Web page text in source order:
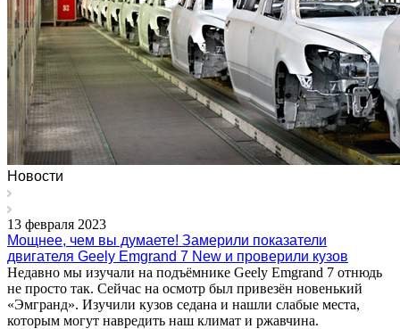
Новости
13 февраля 2023
Мощнее, чем вы думаете! Замерили показатели
двигателя Geely Emgrand 7 New и проверили кузов
Недавно мы изучали на подъёмнике Geely Emgrand 7 отнюдь
не просто так. Сейчас на осмотр был привезён новенький
«Эмгранд». Изучили кузов седана и нашли слабые места,
которым могут навредить наш климат и ржавчина.